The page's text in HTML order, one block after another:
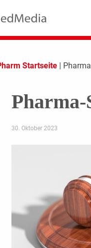
Startseite |
Pharma-
30. Oktober 2023